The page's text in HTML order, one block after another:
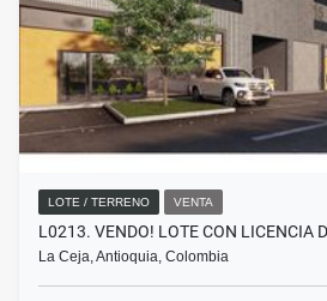
LOTE / TERRENO VENTA
L0213. VENDO! LOTE CON LICENCIA
La Ceja, Antioquia, Colombia